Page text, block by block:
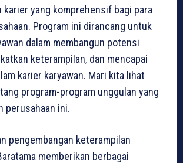
karier yang komprehensif bagi para
Program ini dirancang untuk
dalam membangun potensi
keterampilan, dan mencapai
karier karyawan. Mari kita lihat
program-program unggulan yang
perusahaan ini.
pengembangan keterampilan
memberikan berbagai